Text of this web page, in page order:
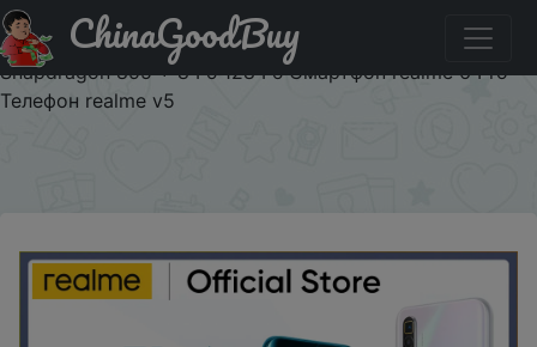
Код на знижку REALMESEP30 Realme X3 мобильный
телефон 64MP 60X SuperZoom 120 Гц дисплей
Snapdragon 855 + 8 Гб 128 Гб Смартфон realme 6 Pro
Телефон realme v5
ChinaGoodBuy